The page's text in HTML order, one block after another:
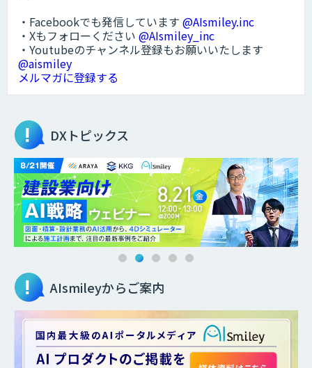
・Facebookでも発信しています @AIsmiley.inc
・Xもフォローください @AIsmiley_inc
・Youtubeのチャンネル登録もお願いいたします
@aismiley
メルマガに登録する
DXトピックス
AIsmileyからご案内